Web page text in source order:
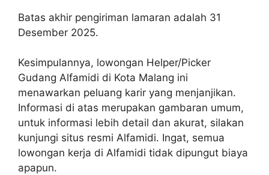
Batas akhir pengiriman lamaran adalah 31
Desember 2025.
Kesimpulannya, lowongan Helper/Picker
Gudang Alfamidi di Kota Malang ini
menawarkan peluang karir yang menjanjikan.
Informasi di atas merupakan gambaran umum,
untuk informasi lebih detail dan akurat, silakan
kunjungi situs resmi Alfamidi. Ingat, semua
lowongan kerja di Alfamidi tidak dipungut biaya
apapun.